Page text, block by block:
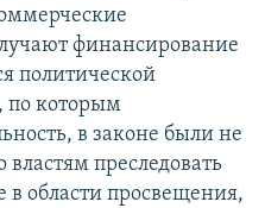
финансирование
политической
по которым
в законе были не
властям преследовать
области просвещения,